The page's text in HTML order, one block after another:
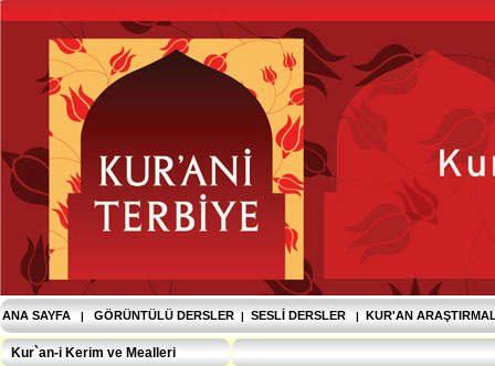
ANA SAYFA | GÖRÜNTÜLÜ DERSLER | SESLI DERSLER | KUR'AN
Kur`an-i Kerim ve Mealleri